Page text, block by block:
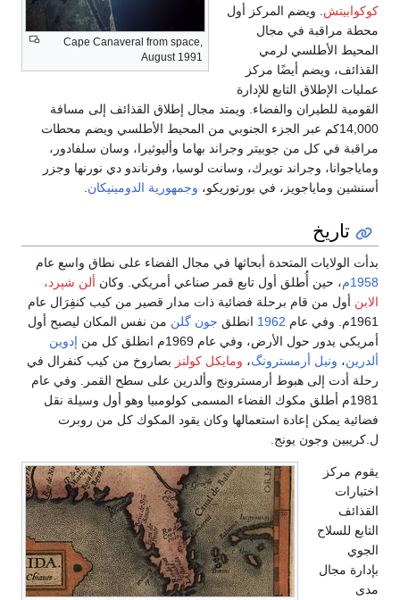
Cape Canaveral from space,
August 1991
كوكوابيتش . ويضم المركز أول
محطة مراقبة في مجال
المحيط الأطلسي لرمي
القذائف، ويضم أيضًا مركز
عمليات الإطلاق التابع للإدارة
القومية للطيران والفضاء. ويمتد مجال إطلاق القذائف إلى مسافة
14,000كم عبر الجزء الجنوبي من المحيط الأطلسي ويضم محطات
مراقبة في كل من جوبيتر وجراند بهاما وأليوثيرا، وسان سلفادور،
وماياجوانا، وجراند تويرك، وسانت لوسيا، وفرناندو دي نورنها وجزر
أسنشين وماياجويز، في بورتوريكو، وجمهورية الدومينيكان
تاريخ
بدأت الولايات المتحدة أبحاثها في مجال الفضاء على نطاق واسع عام
1958م
، حين أُطلق أول تابع قمر صناعي أمريكي. وكان ألن شپرد،
الابن أول من قام برحلة فضائية ذات مدار قصير من كيب كنفِرَال عام
1961م. وفي عام
1962 انطلق جون گلن من نفس المكان ليصبح أول
أمريكي يدور حول الأرض، وفي عام 1969م انطلق كل من
إدوين
ألدرين، ونيل أرمسترونگ، ومايكل كولنز بصاروخ من كيب كنفرال في
رحلة أدت إلى هبوط أرمسترونج وألدرين على سطح القمر. وفي عام
1981م أطلق مكوك الفضاء المسمى كولومبيا وهو أول وسيلة نقل
فضائية يمكن إعادة استعمالها وكان يقود المكوك كل من روبرت
ل.كريبين وجون يونج.
يقوم مركز
اختبارات
القذائف
التابع للسلاح
الجوي
بإدارة مجال
مدى